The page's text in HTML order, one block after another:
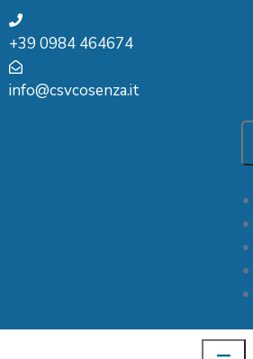
+39 0984 464674
info@csvcosenza.it